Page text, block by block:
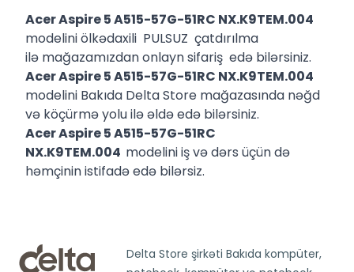
Acer Aspire 5 A515-57G-51RC NX.K9TEM.004
modelini ölkədaxili PULSUZ çatdırılma
ilə mağazamızdan onlayn sifariş edə bilərsiniz.
Acer Aspire 5 A515-57G-51RC NX.K9TEM.004
modelini Bakıda Delta Store mağazasında nəğd
və köçürmə yolu ilə əldə edə bilərsiniz.
Acer Aspire 5 A515-57G-51RC
NX.K9TEM.004 modelini iş və dərs üçün də
həmçinin istifadə edə bilərsiz.
Delta Store şirkəti Bakıda kompüter,